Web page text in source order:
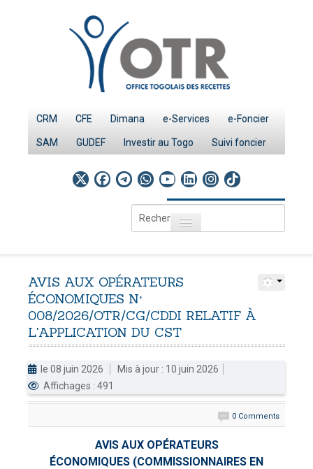
CRM CFE Dimana e-Services e-Foncier
SAM GUDEF Investir au Togo Suivi foncier
Rechercher
Toggle navigation
Le système fiscal
DOUANES
ACTUALITES
Toute l'actualité!
AVIS AUX OPÉRATEURS
ÉCONOMIQUES N°
008/2026/OTR/CG/CDDI RELATIF À
L'APPLICATION DU CST
le 08 juin 2026
Mis à jour : 10 juin 2026
Affichages : 491
0 Comments
AVIS AUX OPÉRATEURS
ÉCONOMIQUES (COMMISSIONNAIRES EN